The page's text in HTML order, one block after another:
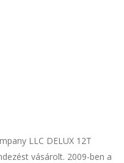
LLC DELUX 12T
vásárolt. 2009-ben a